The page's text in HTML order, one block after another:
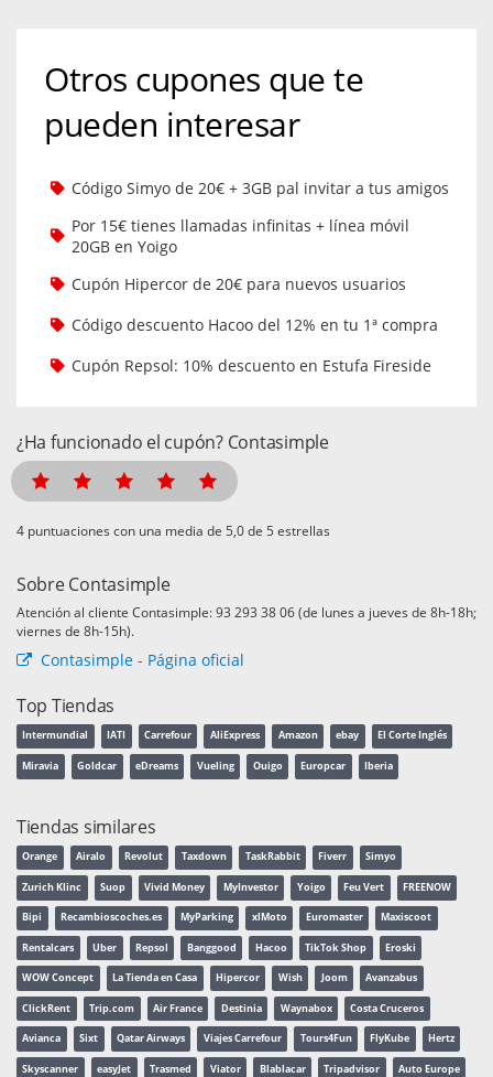
Otros cupones que te
pueden interesar
Código Simyo de 20€ + 3GB pal invitar a tus amigos
Por 15€ tienes llamadas infinitas + línea móvil
20GB en Yoigo
Cupón Hipercor de 20€ para nuevos usuarios
Código descuento Hacoo del 12% en tu 1ª compra
Cupón Repsol: 10% descuento en Estufa Fireside
¿Ha funcionado el cupón? Contasimple
puntuaciones con una media de de 5 estrellas
Sobre Contasimple
Atención al cliente Contasimple: 93 293 38 06 (de lunes a jueves de 8h-18h;
viernes de 8h-15h).
Contasimple - Página oficial
Top Tiendas
Intermundial IATI Carrefour AliExpress Amazon ebay El Corte Inglés
Miravia Goldcar eDreams Vueling Ouigo Europcar Iberia
Tiendas similares
Orange Airalo Revolut Taxdown TaskRabbit Fiverr Simyo
Zurich Klinc Suop Vivid Money MyInvestor Yoigo Feu Vert FREENOW
Bipi Recambioscoches.es MyParking xlMoto Euromaster Maxiscoot
Rentalcars Uber Repsol Banggood Hacoo TikTok Shop Eroski
WOW Concept La Tienda en Casa Hipercor Wish Joom Avanzabus
ClickRent Trip.com Air France Destinia Waynabox Costa Cruceros
Avianca Sixt Qatar Airways Viajes Carrefour Tours4Fun FlyKube Hertz
Skyscanner easyJet Trasmed Viator Blablacar Tripadvisor Auto Europe